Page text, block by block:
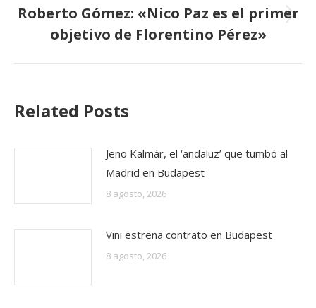
Publicación
siguiente:
Roberto Gómez: «Nico Paz es el primer
objetivo de Florentino Pérez»
Related Posts
Jeno Kalmár, el ‘andaluz’ que tumbó al
Madrid en Budapest
8 agosto, 2026
Vini estrena contrato en Budapest
8 agosto, 2026